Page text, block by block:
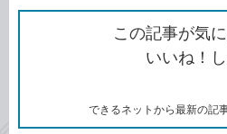
で
シ
ェ
ア
シ
ェ
ア
この記事が気
いいね！
できるネットから最新の記